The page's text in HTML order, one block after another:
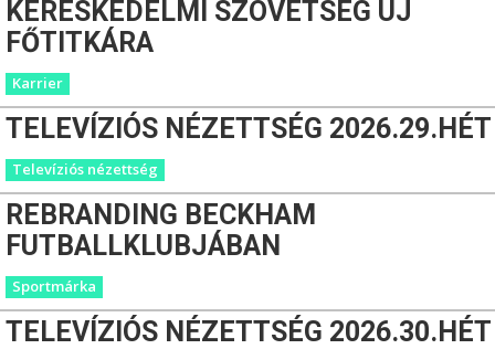
KERESKEDELMI SZÖVETSÉG ÚJ
FŐTITKÁRA
Karrier
TELEVÍZIÓS NÉZETTSÉG 2026.29.HÉT
Televíziós nézettség
REBRANDING BECKHAM
FUTBALLKLUBJÁBAN
Sportmárka
TELEVÍZIÓS NÉZETTSÉG 2026.30.HÉT